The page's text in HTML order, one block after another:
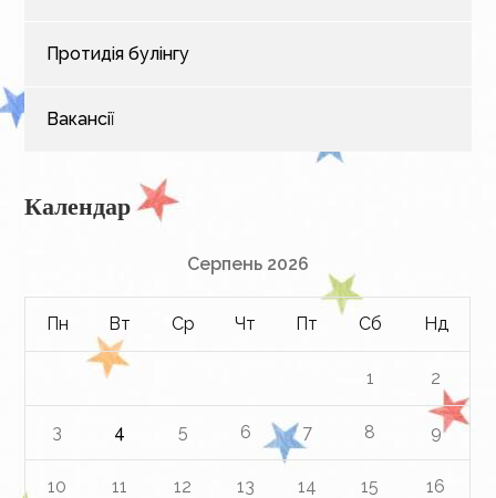
Протидія булінгу
Вакансії
Календар
Серпень 2026
Пн Вт Ср Чт Пт Сб Нд
1 2
3 4 5 6 7 8 9
10 11 12 13 14 15 16